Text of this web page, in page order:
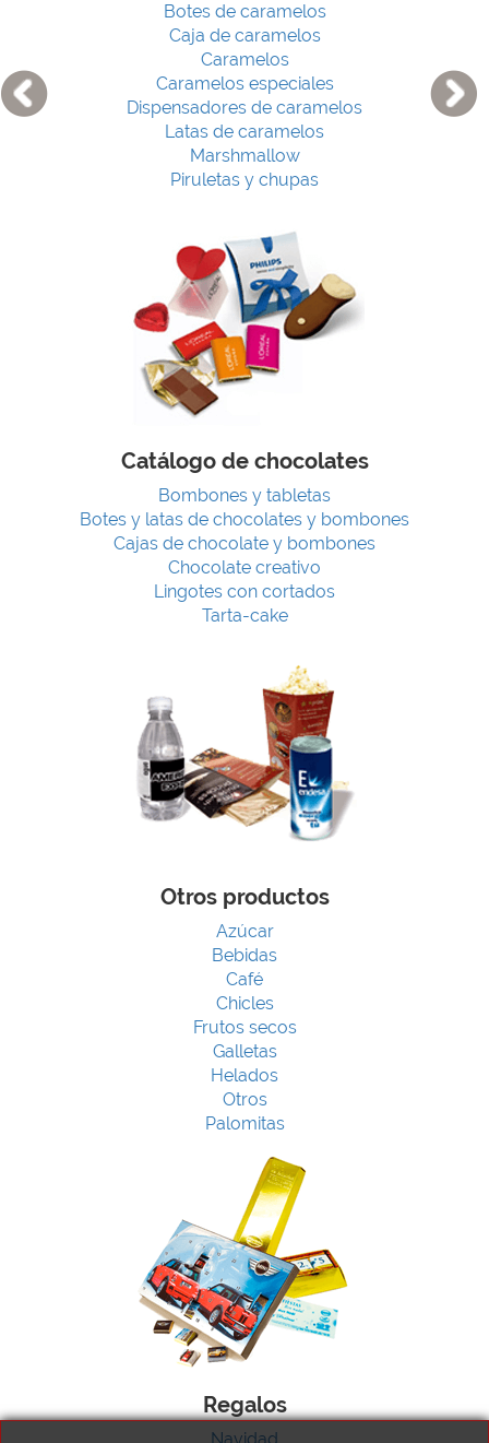
Botes de caramelos
Caja de caramelos
Caramelos
Caramelos especiales
Dispensadores de caramelos
Latas de caramelos
Marshmallow
Piruletas y chupas
Catálogo de chocolates
Bombones y tabletas
Botes y latas de chocolates y bombones
Cajas de chocolate y bombones
Chocolate creativo
Lingotes con cortados
Tarta-cake
Otros productos
Azúcar
Bebidas
Café
Chicles
Frutos secos
Galletas
Helados
Otros
Palomitas
Regalos